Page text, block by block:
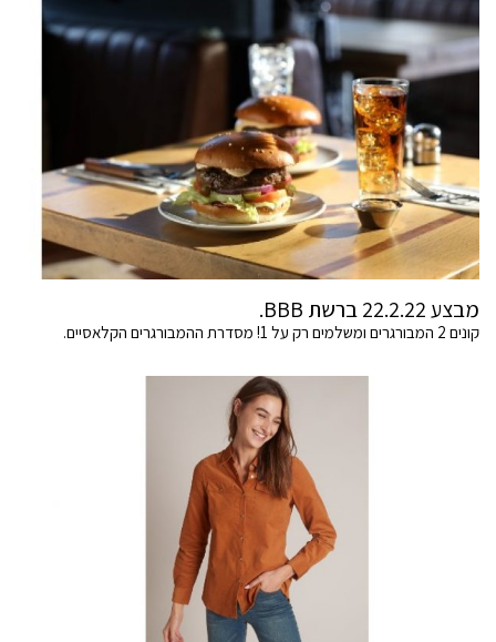
מבצע 22.2.22 ברשת BBB.
קונים 2 המבורגרים ומשלמים רק על 1! מסדרת ההמבורגרים הקלאסיים.